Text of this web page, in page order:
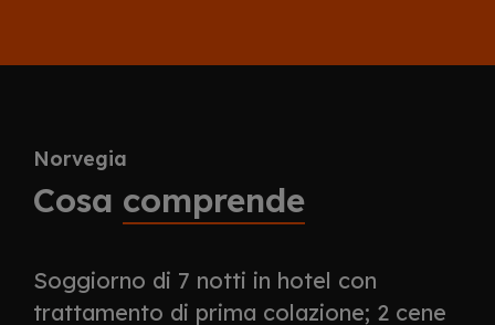
Norvegia
Cosa comprende
Soggiorno di 7 notti in hotel con
trattamento di prima colazione; 2 cene